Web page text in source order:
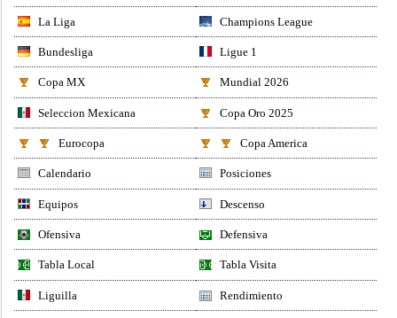
La Liga Champions League
Bundesliga Ligue 1
Copa MX Mundial 2026
Seleccion Mexicana Copa Oro 2025
Eurocopa Copa America
Calendario Posiciones
Equipos Descenso
Ofensiva Defensiva
Tabla Local Tabla Visita
Liguilla Rendimiento